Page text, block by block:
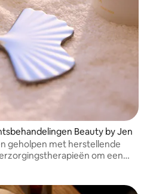
Beauty by Jen
geholpen met herstellende
om een